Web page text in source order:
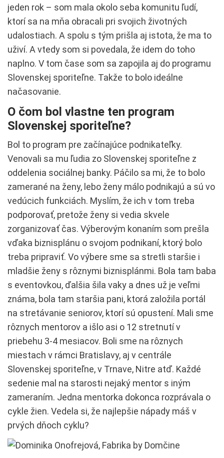
jeden rok – som mala okolo seba komunitu ľudí,
ktorí sa na mňa obracali pri svojich životných
udalostiach. A spolu s tým prišla aj istota, že ma to
uživí. A vtedy som si povedala, že idem do toho
naplno. V tom čase som sa zapojila aj do programu
Slovenskej sporiteľne. Takže to bolo ideálne
načasovanie.
O čom bol vlastne ten program
Slovenskej sporiteľne?
Bol to program pre začínajúce podnikateľky.
Venovali sa mu ľudia zo Slovenskej sporiteľne z
oddelenia sociálnej banky. Páčilo sa mi, že to bolo
zamerané na ženy, lebo ženy málo podnikajú a sú vo
vedúcich funkciách. Myslím, že ich v tom treba
podporovať, pretože ženy si vedia skvele
zorganizovať čas. Výberovým konaním som prešla
vďaka biznisplánu o svojom podnikaní, ktorý bolo
treba pripraviť. Vo výbere sme sa stretli staršie i
mladšie ženy s rôznymi biznisplánmi. Bola tam baba
s eventovkou, ďalšia šila vaky a dnes už je veľmi
známa, bola tam staršia pani, ktorá založila portál
na stretávanie seniorov, ktorí sú opustení. Mali sme
rôznych mentorov a išlo asi o 12 stretnutí v
priebehu 3-4 mesiacov. Boli sme na rôznych
miestach v rámci Bratislavy, aj v centrále
Slovenskej sporiteľne, v Trnave, Nitre atď. Každé
sedenie mal na starosti nejaký mentor s iným
zameraním. Jedna mentorka dokonca rozprávala o
cykle žien. Vedela si, že najlepšie nápady máš v
prvých dňoch cyklu?